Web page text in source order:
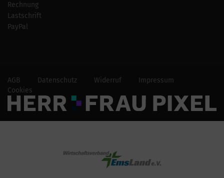
Rechnung
Lastschrift
PayPal
AGB Datenschutz Widerruf
Impressum
Cookies